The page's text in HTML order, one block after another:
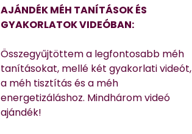
AJÁNDÉK MÉH TANÍTÁSOK ÉS
GYAKORLATOK VIDEÓBAN:
Összegyűjtöttem a legfontosabb méh
tanításokat, mellé két gyakorlati videót,
a méh tisztítás és a méh
energetizáláshoz. Mindhárom videó
ajándék!